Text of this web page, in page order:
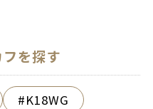
を探す
K18WG